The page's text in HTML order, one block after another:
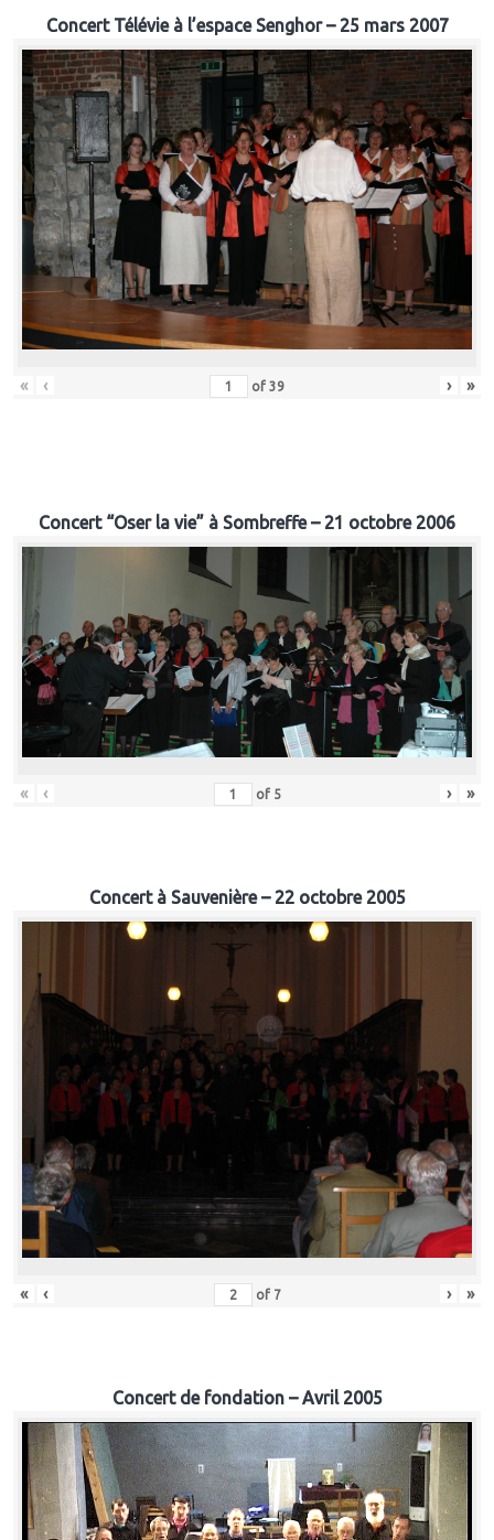
Concert Télévie à l’espace Senghor – 25 mars 2007
« ‹ of 39 › »
Concert “Oser la vie” à Sombreffe – 21 octobre 2006
« ‹ of 5 › »
Concert à Sauvenière – 22 octobre 2005
« ‹ of 7 › »
Concert de fondation – Avril 2005